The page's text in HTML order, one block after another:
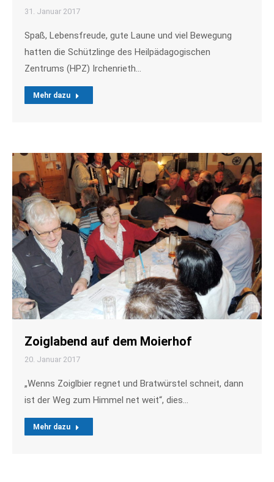
31. Januar 2017
Spaß, Lebensfreude, gute Laune und viel Bewegung
hatten die Schützlinge des Heilpädagogischen
Zentrums (HPZ) Irchenrieth…
Mehr dazu
Zoiglabend auf dem Moierhof
20. Januar 2017
„Wenns Zoiglbier regnet und Bratwürstel schneit, dann
ist der Weg zum Himmel net weit“, dies…
Mehr dazu